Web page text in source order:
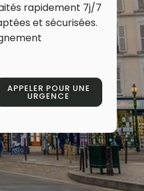
rapidement 7j/7
et sécurisées.
APPELER POUR UNE
URGENCE